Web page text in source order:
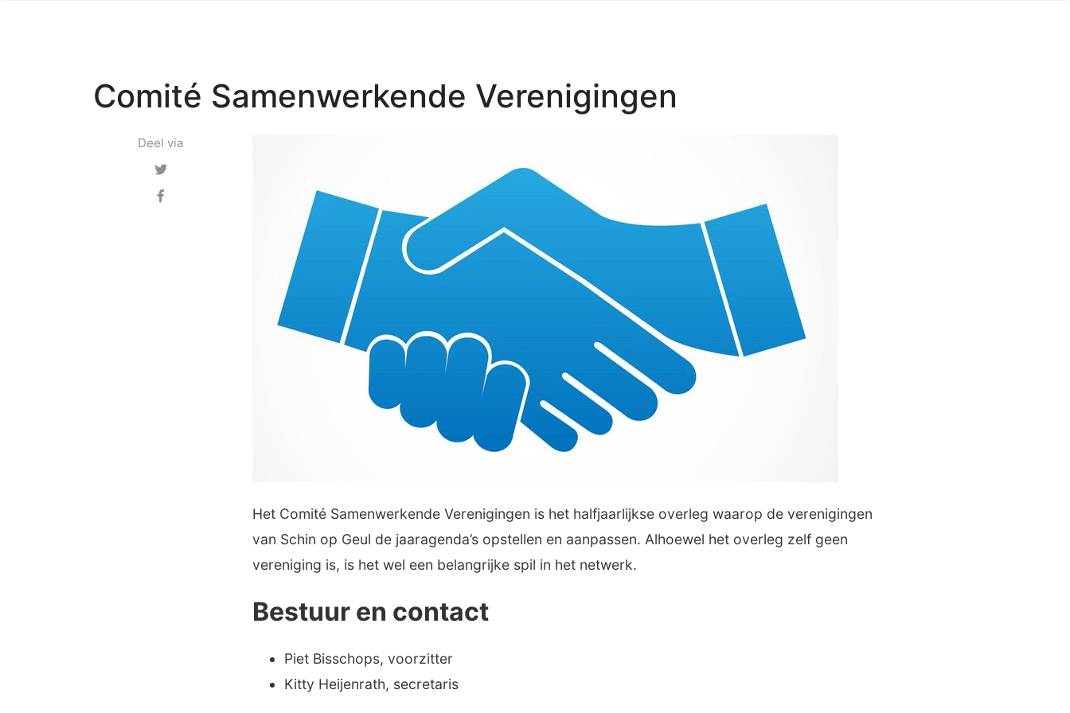
Comité Samenwerkende Verenigingen
Deel via
Het Comité Samenwerkende Verenigingen is het halfjaarlijkse overleg waarop de verenigingen
van Schin op Geul de jaaragenda’s opstellen en aanpassen. Alhoewel het overleg zelf geen
vereniging is, is het wel een belangrijke spil in het netwerk.
Bestuur en contact
Piet Bisschops, voorzitter
Kitty Heijenrath, secretaris